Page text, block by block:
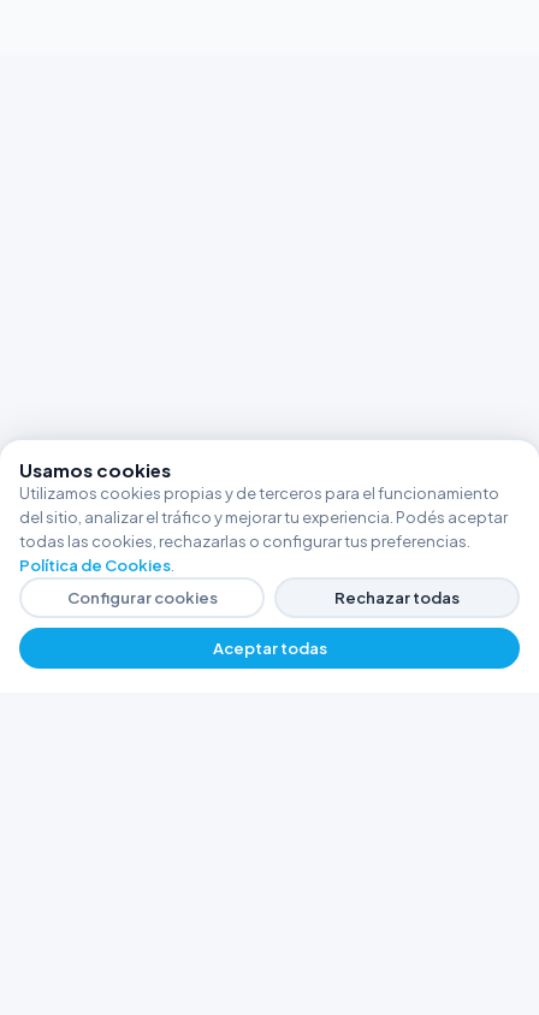
$ 18358,56 + Agregar
Usamos cookies
Utilizamos cookies propias y de terceros para el funcionamiento
del sitio, analizar el tráfico y mejorar tu experiencia. Podés aceptar
todas las cookies, rechazarlas o configurar tus preferencias.
Política de Cookies
Configurar cookies
Rechazar todas
Aceptar todas